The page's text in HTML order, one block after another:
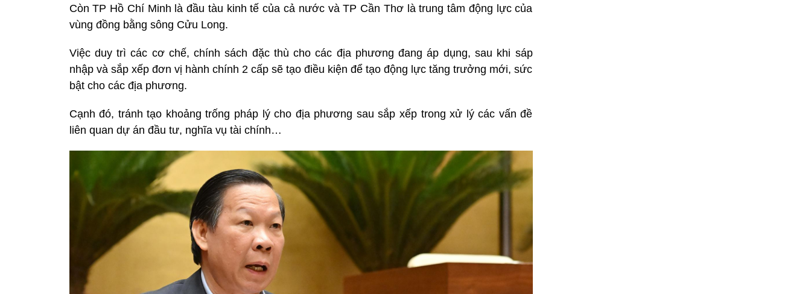
Còn TP Hồ Chí Minh là đầu tàu kinh tế của cả nước và TP Cần Thơ là trung tâm động lực của
vùng đồng bằng sông Cửu Long.
Việc duy trì các cơ chế, chính sách đặc thù cho các địa phương đang áp dụng, sau khi sáp
nhập và sắp xếp đơn vị hành chính 2 cấp sẽ tạo điều kiện để tạo động lực tăng trưởng mới, sức
bật cho các địa phương.
Cạnh đó, tránh tạo khoảng trống pháp lý cho địa phương sau sắp xếp trong xử lý các vấn đề
liên quan dự án đầu tư, nghĩa vụ tài chính…